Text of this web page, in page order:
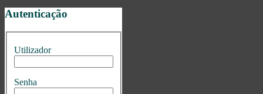
Autenticação
Utilizador
Senha